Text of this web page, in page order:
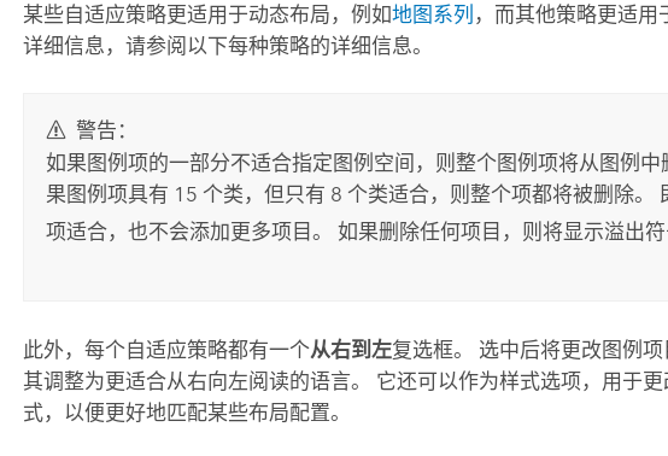
某些自适应策略更适用于动态布局，例如地图系列 ，而其他策略更适用
详细信息，请参阅以下每种策略的详细信息。
警告：
如果图例项的一部分不适合指定图例空间，则整个图例项将从图例中
果图例项具有 15 个类，但只有 8 个类适合，则整个项都将被删除。
项适合，也不会添加更多项目。 如果删除任何项目，则将显示溢出
此外，每个自适应策略都有一个从右到左复选框。 选中后将更改图例
其调整为更适合从右向左阅读的语言。 它还可以作为样式选项，用于
式，以便更好地匹配某些布局配置。